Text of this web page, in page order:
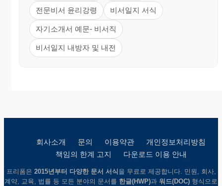
전문비서 윤리강령 비서일지 서식
자기소개서 예문- 비서직
비서일지 내방자 및 내전
회사소개 문의 이용약관
개인정보처리방침
책임의 한계 고지
다운로드 이용 안내
프리폼은 2015년부터 다양한 문서 서식 을 무료로 제공합니다. 민원, 회사,
계약, 교육, 법률 등 모든 분야의 문서를 한글(HWP)과 워드(DOC) 형식으로